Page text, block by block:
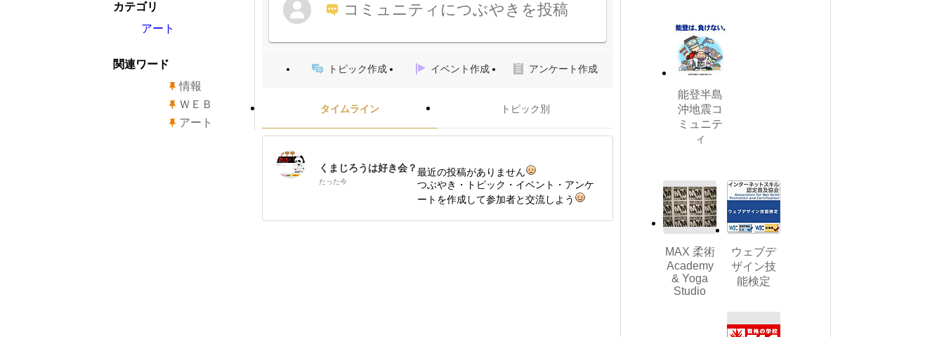
コミュニティにつぶやきを投稿
トピック作成 イベント作成 アンケート作成
タイムライン トピック別
くまじろうは好き会？
たった今
最近の投稿がありません
つぶやき・トピック・イベント・アンケ
ートを作成して参加者と交流しよう
カテゴリ
アート
関連ワード
情報
ＷＥＢ
アート
能登半島
沖地震コ
ミュニテ
ィ
MAX 柔術
Academy
& Yoga
Studio
ウェブデ
ザイン技
能検定